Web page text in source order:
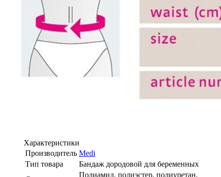
Характеристики
Производитель Medi
Тип товара
Бандаж дородовой для беременных
Полиамид, полиэстер, полиуретан,